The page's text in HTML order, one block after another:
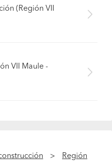
(Región VII
VII Maule -
Región